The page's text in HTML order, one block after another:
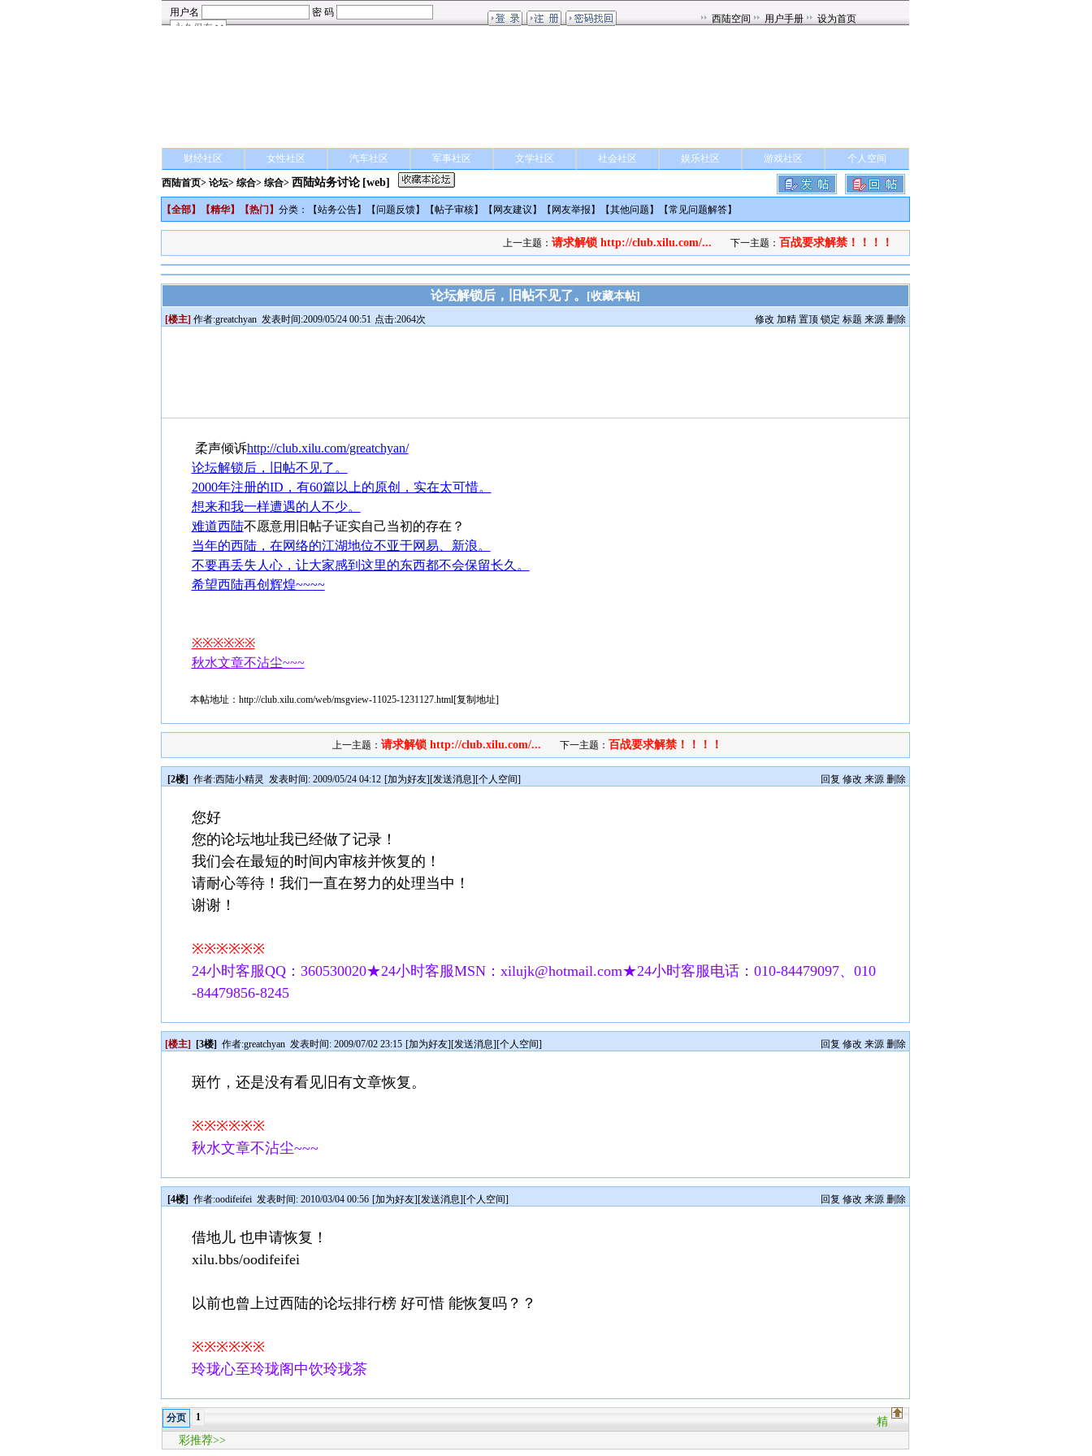
财经社区 女性社区 汽车社区 军事社区 文学社区 社会社区 娱乐社区 游戏社区 个人空间
西陆首页> 论坛> 综合> 综合> 西陆站务讨论 [web]
【全部】【精华】【热门 】 分类：【站务公告】【问题反馈】【帖子审核】【 网友建议 】【 网友举报 】【其他问题 】【常见问题解答】
上一主题： 请求解锁 http://club.xilu.com/... 下一主题： 百战要求解禁！！！！
论坛解锁后，旧帖不见了。 [收藏本帖]
[楼主] 作者:greatchyan 发表时间:2009/05/24 00:51 修改 加精 置顶 锁定 标题 来源 删除
点击:2064次
柔声倾诉http://club.xilu.com/greatchyan/
论坛解锁后，旧帖不见了。
2000年注册的ID，有60篇以上的原创，实在太可惜。
想来和我一样遭遇的人不少。
难道西陆不愿意用旧帖子证实自己当初的存在？
当年的西陆，在网络的江湖地位不亚于网易、新浪。
不要再丢失人心，让大家感到这里的东西都不会保留长久。
希望西陆再创辉煌~~~~
※※※※※※
秋水文章不沾尘~~~
本帖地址： http://club.xilu.com/web/msgview-11025-1231127.html[复制地址]
上一主题： 请求解锁 http://club.xilu.com/... 下一主题： 百战要求解禁！！！！
[2楼] 作者:西陆小精灵 发表时间: 2009/05/24 04:12 [加为好友][发送消息][个人空间] 回复 修改 来源 删除
您好
您的论坛地址我已经做了记录！
我们会在最短的时间内审核并恢复的！
请耐心等待！我们一直在努力的处理当中！
谢谢！
※※※※※※
24小时客服QQ：360530020★24小时客服MSN：xilujk@hotmail.com★24小时客服电话：010-84479097、010
-84479856-8245
[楼主] [3楼] 作者:greatchyan 发表时间: 2009/07/02 23:15 [加为好友][发送消息][个人空间] 回复 修改 来源 删除
斑竹，还是没有看见旧有文章恢复。
※※※※※※
秋水文章不沾尘~~~
[4楼] 作者:oodifeifei 发表时间: 2010/03/04 00:56 [加为好友][发送消息][个人空间] 回复 修改 来源 删除
借地儿 也申请恢复！
xilu.bbs/oodifeifei
以前也曾上过西陆的论坛排行榜 好可惜 能恢复吗？？
※※※※※※
玲珑心至玲珑阁中饮玲珑茶
分页 1
精
彩推荐>>